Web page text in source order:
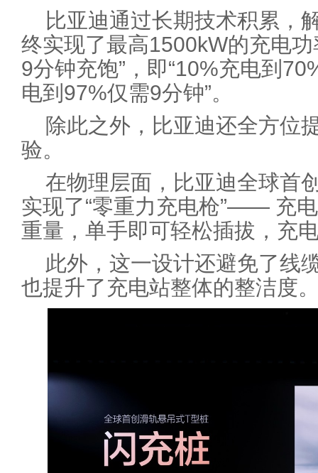
比亚迪通过长期技术积累，
终实现了最高1500kW的充电
9分钟充饱”，即“10%充电到
电到97%仅需9分钟”。
除此之外，比亚迪还全方位
验。
在物理层面，比亚迪全球首
实现了“零重力充电枪”—— 充
重量，单手即可轻松插拔，充
此外，这一设计还避免了线
也提升了充电站整体的整洁度